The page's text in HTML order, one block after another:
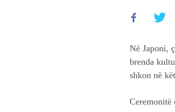
Në Japoni,
brenda
shkon në
Ceremonitë